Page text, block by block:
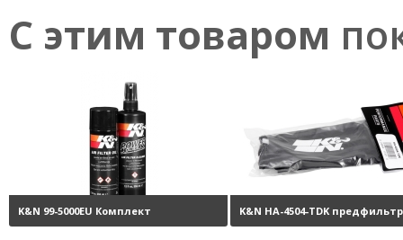
С этим товаром
K&N 99-5000EU Комплект K&N HA-4504-TDK